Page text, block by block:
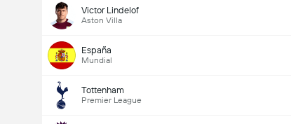
Victor Lindelof
Aston Villa
España
Mundial
Tottenham
Premier League